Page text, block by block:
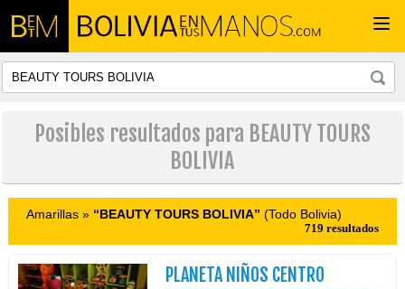
Posibles resultados para BEAUTY TOURS
BOLIVIA
Amarillas » “BEAUTY TOURS BOLIVIA” (Todo Bolivia)
719 resultados
PLANETA NIÑOS CENTRO